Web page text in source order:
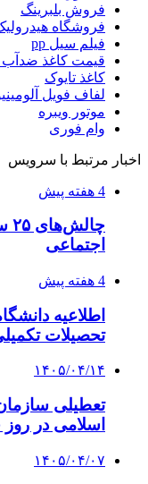
فروش بلبرینگ
فروشگاه
فیلم سیل pp
قیمت کاغذ ضدآب
کاغذ تایوک
لفاف فویل
موتور ویبره
وام فوری
اخبار مرتبط با سرویس
4 هفته پیش
اجتماعی
4 هفته پیش
اطلاعیه
تحصیلات
۱۴۰۵/۰۴/۱۴
تعطیلی
اسلامی در
۱۴۰۵/۰۴/۰۷